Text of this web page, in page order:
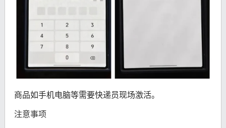
商品如手机电脑等需要快递员现场激活。
注意事项